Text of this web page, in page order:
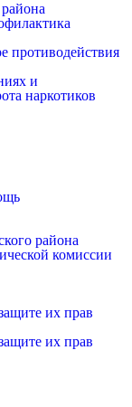
противодействия
и
наркотиков
района
комиссии
их прав
их прав